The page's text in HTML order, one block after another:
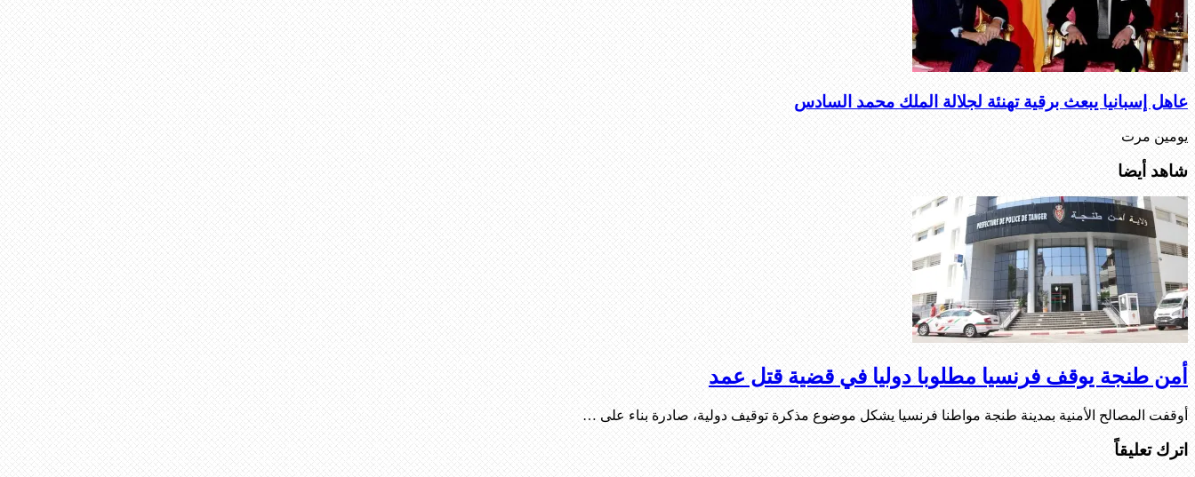
عاهل إسبانيا يبعث برقية تهنئة لجلالة الملك محمد السادس
يومين مرت
شاهد أيضا
أمن طنجة يوقف فرنسيا مطلوبا دوليا في قضية قتل عمد
أوقفت المصالح الأمنية بمدينة طنجة مواطنا فرنسيا يشكل موضوع مذكرة توقيف دولية، صادرة بناء على …
اترك تعليقاً